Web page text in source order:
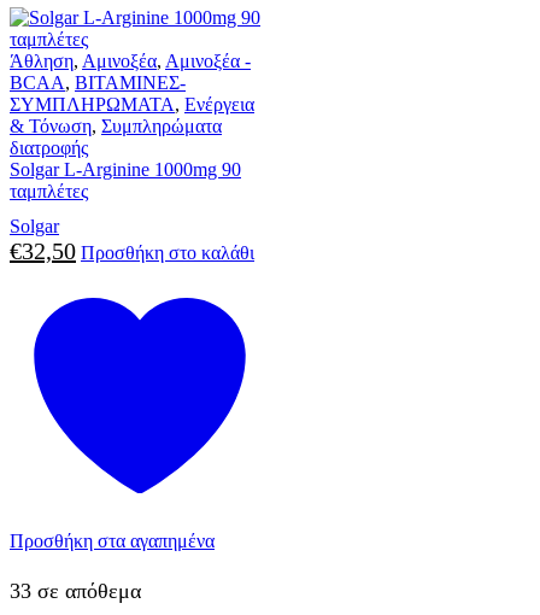
Άθληση, Αμινοξέα, Αμινοξέα -
BCAA, ΒΙΤΑΜΙΝΕΣ-
ΣΥΜΠΛΗΡΩΜΑΤΑ, Ενέργεια
& Τόνωση, Συμπληρώματα
διατροφής
Solgar L-Arginine 1000mg 90
ταμπλέτες
Solgar
€32,50 Προσθήκη στο καλάθι
Προσθήκη στα αγαπημένα
33 σε απόθεμα